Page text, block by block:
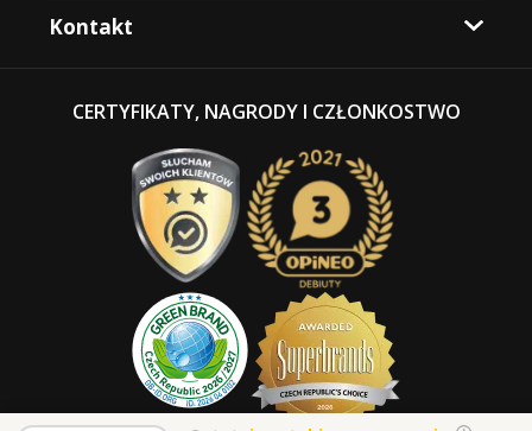
Kontakt
CERTYFIKATY, NAGRODY I CZŁONKOSTWO